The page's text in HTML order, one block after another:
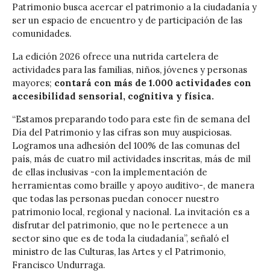
Patrimonio busca acercar el patrimonio a la ciudadanía y
ser un espacio de encuentro y de participación de las
comunidades.
La edición 2026 ofrece una nutrida cartelera de
actividades para las familias, niños, jóvenes y personas
mayores; contará con más de 1.000 actividades con
accesibilidad sensorial, cognitiva y física.
“Estamos preparando todo para este fin de semana del
Día del Patrimonio y las cifras son muy auspiciosas.
Logramos una adhesión del 100% de las comunas del
país, más de cuatro mil actividades inscritas, más de mil
de ellas inclusivas -con la implementación de
herramientas como braille y apoyo auditivo-, de manera
que todas las personas puedan conocer nuestro
patrimonio local, regional y nacional. La invitación es a
disfrutar del patrimonio, que no le pertenece a un
sector sino que es de toda la ciudadanía”, señaló el
ministro de las Culturas, las Artes y el Patrimonio,
Francisco Undurraga.